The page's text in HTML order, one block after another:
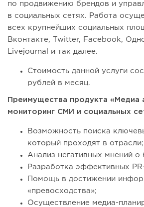
по продвижению брендов и
в социальных сетях. Работа
всех крупнейших социальных
Вконтакте, Twitter, Facebook,
Livejournal и так далее.
Стоимость данной услуги
рублей в месяц.
Преимущества продукта «Медиа
мониторинг СМИ и социальных
Возможность поиска
который проходят в отрасли;
Анализ негативных мнений о
Разработка эффективных
Помощь в достижении
«превосходства»;
Осуществление медиа-